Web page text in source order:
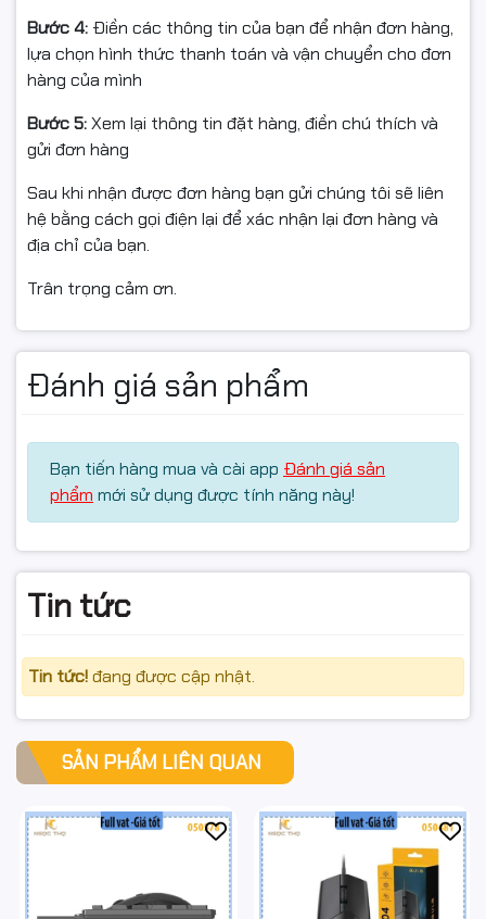
Tương thích: Windows, MacOS, Linux
Ưu điểm khi chọn RAPOO N110 Silent
Nhấn siêu êm, thao tác yên tĩnh, không gây tiếng ồn
Thiết kế bền đẹp, sử dụng linh hoạt cho văn phòng,
Giá tốt, chính hãng, bảo hành uy tín, hỗ trợ xuất hóa
#chuotchinhhang #fullVAT #chuotvanphong
#chuotgiare
Bước 4: Điền các thông tin của bạn để nhận đơn hàng,
lựa chọn hình thức thanh toán và vận chuyển cho đơn
hàng của mình
Bước 5:Xem lại thông tin đặt hàng, điền chú thích và
gửi đơn hàng
Sau khi nhận được đơn hàng bạn gửi chúng tôi sẽ liên
hệ bằng cách gọi điện lại để xác nhận lại đơn hàng và
địa chỉ của bạn.
Trân trọng cảm ơn.
Đánh giá sản phẩm
Bạn tiến hàng mua và cài app Đánh giá sản
phẩm mới sử dụng được tính năng này!
Tin tức
Tin tức!đang được cập nhật.
SẢN PHẨM LIÊN QUAN